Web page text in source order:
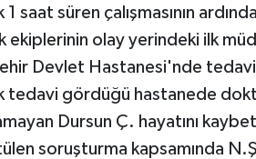
1 saat süren çalışmasının
ekiplerinin olay yerindeki ilk
Devlet Hastanesi'nde tedavi
tedavi gördüğü hastanede
Dursun Ç. hayatını
soruşturma kapsamında